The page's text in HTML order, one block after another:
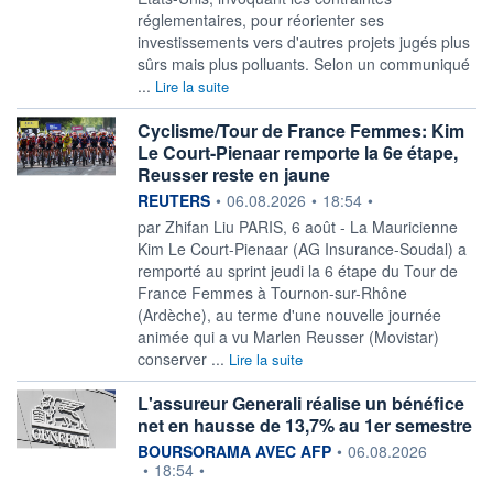
réglementaires, pour réorienter ses
investissements vers d'autres projets jugés plus
sûrs mais plus polluants. Selon un communiqué
... Lire la suite
Cyclisme/Tour de France Femmes: Kim
Le Court-Pienaar remporte la 6e étape,
Reusser reste en jaune
information fournie par
REUTERS • 06.08.2026 • 18:54 •
par Zhifan Liu PARIS, 6 août - La Mauricienne
Kim Le Court-Pienaar (AG ‌Insurance-Soudal) a
remporté au sprint jeudi la 6 étape du Tour de
France Femmes à Tournon-sur-Rhône
(Ardèche), au ​terme d'une nouvelle journée
animée qui a vu Marlen Reusser (Movistar)
conserver ... Lire la suite
L'assureur Generali réalise un bénéfice
net en hausse de 13,7% au 1er semestre
information fournie par
BOURSORAMA AVEC AFP • 06.08.2026
• 18:54 •